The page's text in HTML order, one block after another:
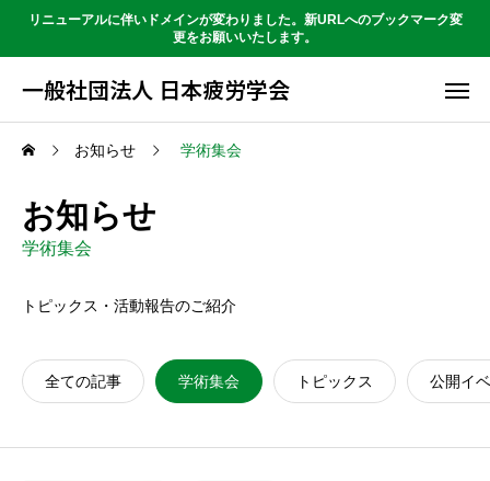
リニューアルに伴いドメインが変わりました。新URLへのブックマーク変
更をお願いいたします。
一般社団法人 日本疲労学会
お知らせ 学術集会
お知らせ
学術集会
トピックス・活動報告のご紹介
全ての記事 学術集会 トピックス 公開イ